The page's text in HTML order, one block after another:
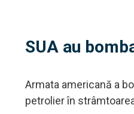
SUA au
Armata americană a
petrolier în